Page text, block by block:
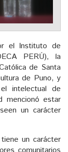
el Instituto de
PERÚ), la
de Santa
de Puno, y
intelectual de
mencionó estar
un carácter
un carácter